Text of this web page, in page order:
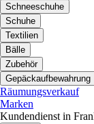
Schneeschuhe
Schuhe
Textilien
Bälle
Zubehör
Gepäckaufbewahrung
Räumungsverkauf
Marken
Kundendienst in